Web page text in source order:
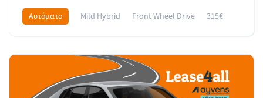
Αυτόματο Mild Hybrid Front Wheel Drive 315€